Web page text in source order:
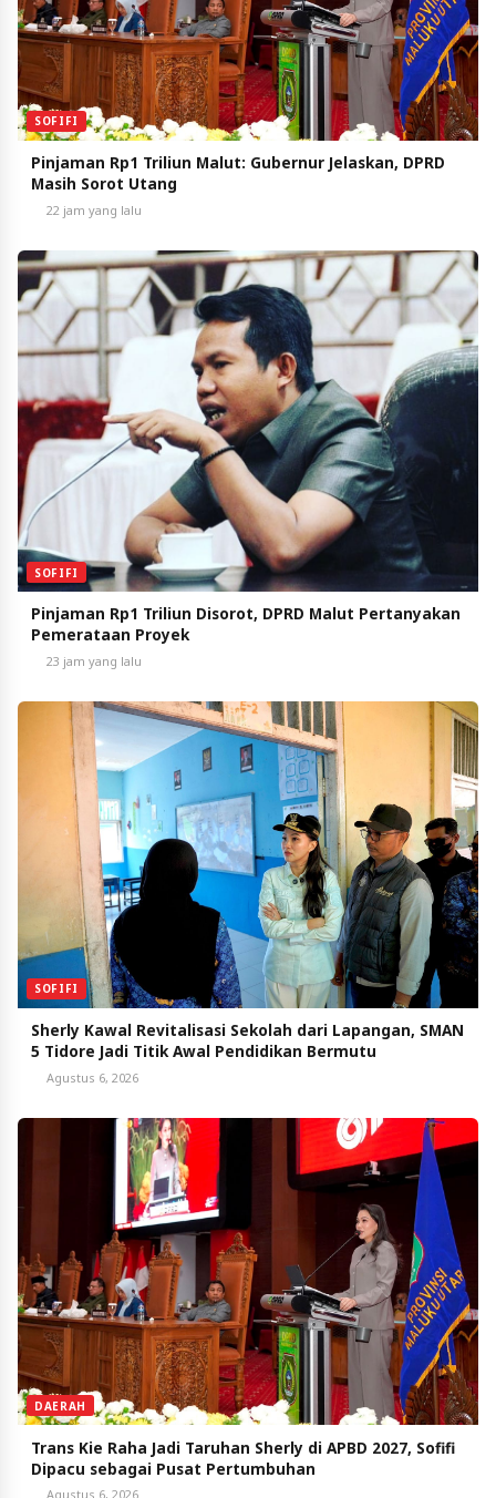
SOFIFI
Pinjaman Rp1 Triliun Malut: Gubernur Jelaskan, DPRD
Masih Sorot Utang
22 jam yang lalu
SOFIFI
Pinjaman Rp1 Triliun Disorot, DPRD Malut Pertanyakan
Pemerataan Proyek
23 jam yang lalu
SOFIFI
Sherly Kawal Revitalisasi Sekolah dari Lapangan, SMAN
5 Tidore Jadi Titik Awal Pendidikan Bermutu
Agustus 6, 2026
DAERAH
Trans Kie Raha Jadi Taruhan Sherly di APBD 2027, Sofifi
Dipacu sebagai Pusat Pertumbuhan
Agustus 6, 2026